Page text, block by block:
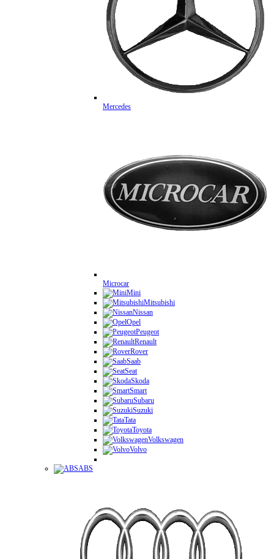
Mercedes
Microcar
Mini
Mitsubishi
Nissan
Opel
Peugeot
Renault
Rover
Saab
Seat
Skoda
Smart
Subaru
Suzuki
Tata
Toyota
Volkswagen
Volvo
ABS